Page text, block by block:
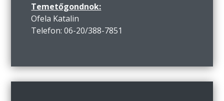
Temetőgondnok:
Ofela Katalin
Telefon: 06-20/388-7851